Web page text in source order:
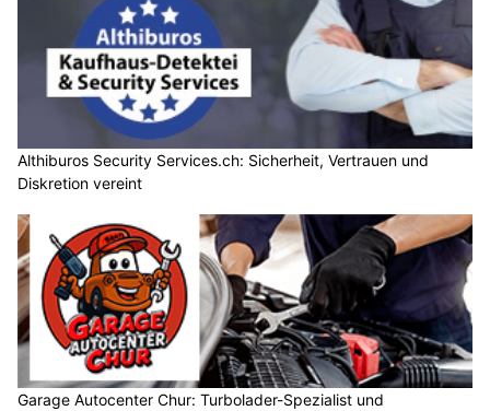
Althiburos Security Services.ch: Sicherheit, Vertrauen und
Diskretion vereint
Garage Autocenter Chur: Turbolader-Spezialist und